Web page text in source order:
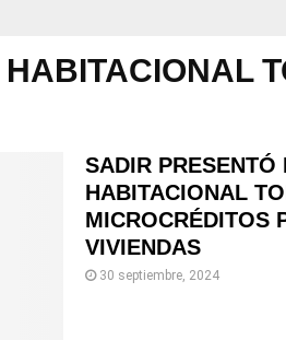
SADIR
HABITACIONAL
MICROCRÉDITOS
VIVIENDAS
30 septiembre, 2024